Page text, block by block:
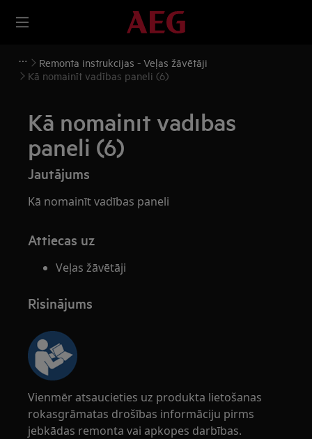
Remonta instrukcijas - Veļas žāvētāji
Kā nomainīt vadības paneli (6)
Kā nomainīt vadības
paneli (6)
Jautājums
Kā nomainīt vadības paneli
Attiecas uz
Veļas žāvētāji
Risinājums
Vienmēr atsaucieties uz produkta lietošanas
rokasgrāmatas drošības informāciju pirms
jebkādas remonta vai apkopes darbības.